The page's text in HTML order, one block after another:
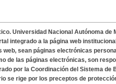
Universidad Nacional Autónoma
integrado a la página web
web, sean páginas electrónicas
de las páginas electrónicas, son
por la Coordinación del Sistema de
se rige por los preceptos de